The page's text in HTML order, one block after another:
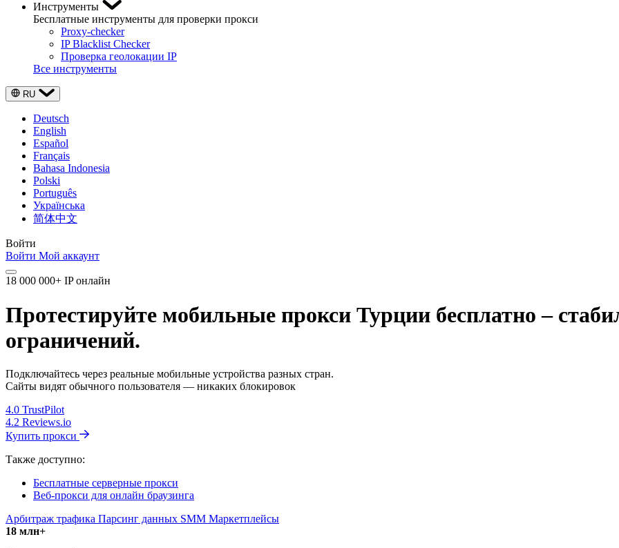
Инструменты
Бесплатные инструменты для проверки прокси
Proxy-checker
IP Blacklist Checker
Проверка геолокации IP
Все инструменты
RU
Deutsch
English
Español
Français
Bahasa Indonesia
Polski
Português
Українська
简体中文
Войти
Войти Мой аккаунт
18 000 000+ IP онлайн
Протестируйте мобильные прокси Турции бесплатно –
ограничений.
Подключайтесь через реальные мобильные устройства разных стран.
Сайты видят обычного пользователя — никаких блокировок
4.0 TrustPilot
4.2 Reviews.io
Купить прокси
Также доступно:
Бесплатные серверные прокси
Веб-прокси для онлайн браузинга
Арбитраж трафика Парсинг данных SMM Маркетплейсы
18 млн+